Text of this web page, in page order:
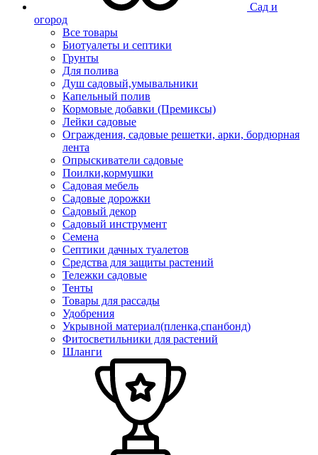
Сад и
огород
Все товары
Биотуалеты и септики
Грунты
Для полива
Душ садовый,умывальники
Капельный полив
Кормовые добавки (Премиксы)
Лейки садовые
Ограждения, садовые решетки, арки, бордюрная
лента
Опрыскиватели садовые
Поилки,кормушки
Садовая мебель
Садовые дорожки
Садовый декор
Садовый инструмент
Семена
Септики дачных туалетов
Средства для защиты растений
Тележки садовые
Тенты
Товары для рассады
Удобрения
Укрывной материал(пленка,спанбонд)
Фитосветильники для растений
Шланги